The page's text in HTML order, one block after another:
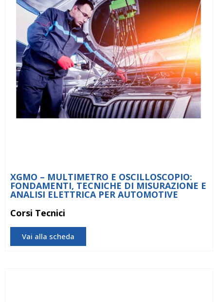
XGMO – MULTIMETRO E OSCILLOSCOPIO:
FONDAMENTI, TECNICHE DI MISURAZIONE E
ANALISI ELETTRICA PER AUTOMOTIVE
Corsi Tecnici
Vai alla scheda